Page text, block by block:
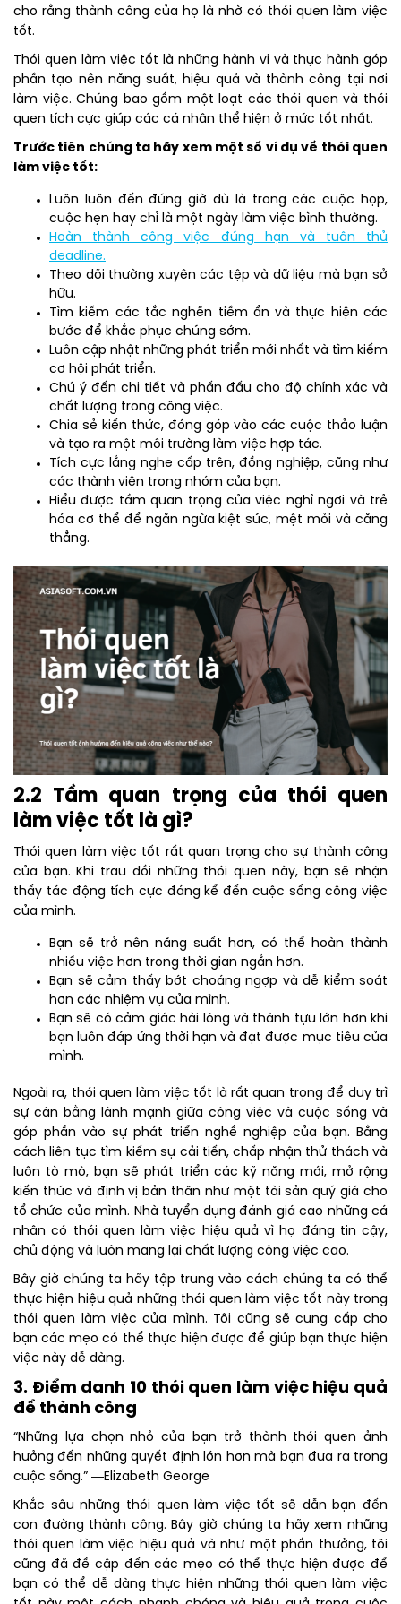
cho rằng thành công của họ là nhờ có thói quen làm việc
tốt.
Thói quen làm việc tốt là những hành vi và thực hành góp
phần tạo nên năng suất, hiệu quả và thành công tại nơi
làm việc. Chúng bao gồm một loạt các thói quen và thói
quen tích cực giúp các cá nhân thể hiện ở mức tốt nhất.
Trước tiên chúng ta hãy xem một số ví dụ về thói quen
làm việc tốt:
Luôn luôn đến đúng giờ dù là trong các cuộc họp,
cuộc hẹn hay chỉ là một ngày làm việc bình thường.
Hoàn thành công việc đúng hạn và tuân thủ
deadline.
Theo dõi thường xuyên các tệp và dữ liệu mà bạn sở
hữu.
Tìm kiếm các tắc nghẽn tiềm ẩn và thực hiện các
bước để khắc phục chúng sớm.
Luôn cập nhật những phát triển mới nhất và tìm kiếm
cơ hội phát triển.
Chú ý đến chi tiết và phấn đấu cho độ chính xác và
chất lượng trong công việc.
Chia sẻ kiến ​​thức, đóng góp vào các cuộc thảo luận
và tạo ra một môi trường làm việc hợp tác.
Tích cực lắng nghe cấp trên, đồng nghiệp, cũng như
các thành viên trong nhóm của bạn.
Hiểu được tầm quan trọng của việc nghỉ ngơi và trẻ
hóa cơ thể để ngăn ngừa kiệt sức, mệt mỏi và căng
thẳng.
2.2 Tầm quan trọng của thói quen
làm việc tốt là gì?
Thói quen làm việc tốt rất quan trọng cho sự thành công
của bạn. Khi trau dồi những thói quen này, bạn sẽ nhận
thấy tác động tích cực đáng kể đến cuộc sống công việc
của mình.
Bạn sẽ trở nên năng suất hơn, có thể hoàn thành
nhiều việc hơn trong thời gian ngắn hơn.
Bạn sẽ cảm thấy bớt choáng ngợp và dễ kiểm soát
hơn các nhiệm vụ của mình.
Bạn sẽ có cảm giác hài lòng và thành tựu lớn hơn khi
bạn luôn đáp ứng thời hạn và đạt được mục tiêu của
mình.
Ngoài ra, thói quen làm việc tốt là rất quan trọng để duy trì
sự cân bằng lành mạnh giữa công việc và cuộc sống và
góp phần vào sự phát triển nghề nghiệp của bạn. Bằng
cách liên tục tìm kiếm sự cải tiến, chấp nhận thử thách và
luôn tò mò, bạn sẽ phát triển các kỹ năng mới, mở rộng
kiến ​​thức và định vị bản thân như một tài sản quý giá cho
tổ chức của mình. Nhà tuyển dụng đánh giá cao những cá
nhân có thói quen làm việc hiệu quả vì họ đáng tin cậy,
chủ động và luôn mang lại chất lượng công việc cao.
Bây giờ chúng ta hãy tập trung vào cách chúng ta có thể
thực hiện hiệu quả những thói quen làm việc tốt này trong
thói quen làm việc của mình. Tôi cũng sẽ cung cấp cho
bạn các mẹo có thể thực hiện được để giúp bạn thực hiện
việc này dễ dàng.
3. Điểm danh 10 thói quen làm việc hiệu quả
để thành công
“Những lựa chọn nhỏ của bạn trở thành thói quen ảnh
hưởng đến những quyết định lớn hơn mà bạn đưa ra trong
cuộc sống.” ―Elizabeth George
Khắc sâu những thói quen làm việc tốt sẽ dẫn bạn đến
con đường thành công. Bây giờ chúng ta hãy xem những
thói quen làm việc hiệu quả và như một phần thưởng, tôi
cũng đã đề cập đến các mẹo có thể thực hiện được để
bạn có thể dễ dàng thực hiện những thói quen làm việc